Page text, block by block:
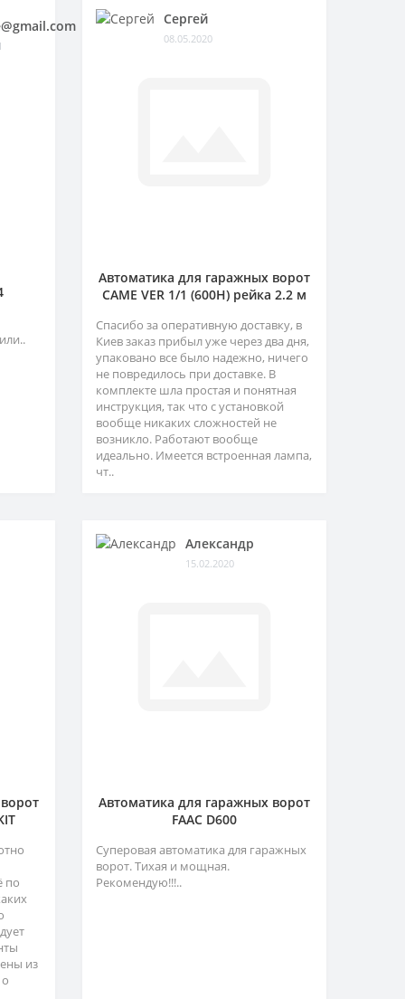
Сергей
08.05.2020
Автоматика для гаражных ворот
CAME VER 1/1 (600H) рейка 2.2 м
Спасибо за оперативную доставку, в
Киев заказ прибыл уже через два дня,
упаковано все было надежно, ничего
не повредилось при доставке. В
комплекте шла простая и понятная
инструкция, так что с установкой
вообще никаких сложностей не
возникло. Работают вообще
идеально. Имеется встроенная лампа,
чт..
по
из
Александр
15.02.2020
Автоматика для гаражных ворот
FAAC D600
Суперовая автоматика для гаражных
ворот. Тихая и мощная.
Рекомендую!!!..